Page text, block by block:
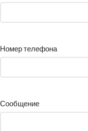
Номер телефона
Сообщение